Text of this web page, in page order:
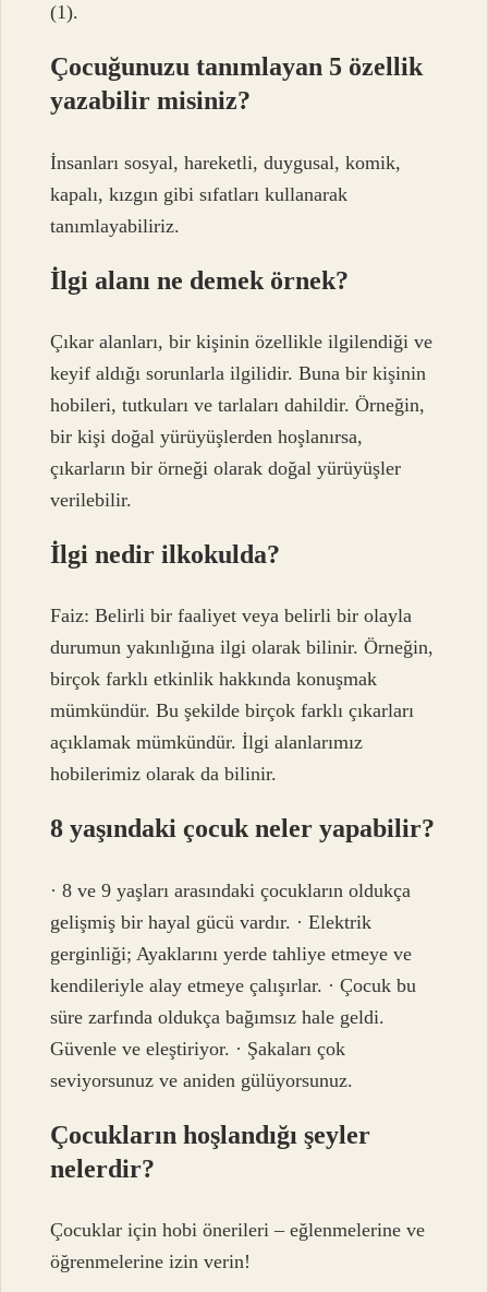
(1).
Çocuğunuzu tanımlayan 5 özellik
yazabilir misiniz?
İnsanları sosyal, hareketli, duygusal, komik,
kapalı, kızgın gibi sıfatları kullanarak
tanımlayabiliriz.
İlgi alanı ne demek örnek?
Çıkar alanları, bir kişinin özellikle ilgilendiği ve
keyif aldığı sorunlarla ilgilidir. Buna bir kişinin
hobileri, tutkuları ve tarlaları dahildir. Örneğin,
bir kişi doğal yürüyüşlerden hoşlanırsa,
çıkarların bir örneği olarak doğal yürüyüşler
verilebilir.
İlgi nedir ilkokulda?
Faiz: Belirli bir faaliyet veya belirli bir olayla
durumun yakınlığına ilgi olarak bilinir. Örneğin,
birçok farklı etkinlik hakkında konuşmak
mümkündür. Bu şekilde birçok farklı çıkarları
açıklamak mümkündür. İlgi alanlarımız
hobilerimiz olarak da bilinir.
8 yaşındaki çocuk neler yapabilir?
· 8 ve 9 yaşları arasındaki çocukların oldukça
gelişmiş bir hayal gücü vardır. · Elektrik
gerginliği; Ayaklarını yerde tahliye etmeye ve
kendileriyle alay etmeye çalışırlar. · Çocuk bu
süre zarfında oldukça bağımsız hale geldi.
Güvenle ve eleştiriyor. · Şakaları çok
seviyorsunuz ve aniden gülüyorsunuz.
Çocukların hoşlandığı şeyler
nelerdir?
Çocuklar için hobi önerileri – eğlenmelerine ve
öğrenmelerine izin verin!